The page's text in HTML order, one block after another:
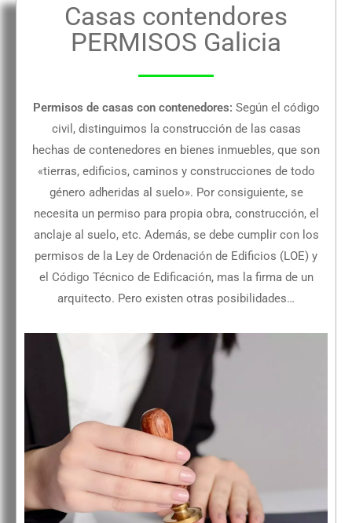
Casas contendores
PERMISOS Galicia
Permisos de casas con contenedores: Según el código
civil, distinguimos la construcción de las casas
hechas de contenedores en bienes inmuebles, que son
«tierras, edificios, caminos y construcciones de todo
género adheridas al suelo». Por consiguiente, se
necesita un permiso para propia obra, construcción, el
anclaje al suelo, etc. Además, se debe cumplir con los
permisos de la Ley de Ordenación de Edificios (LOE) y
el Código Técnico de Edificación, mas la firma de un
arquitecto. Pero existen otras posibilidades…